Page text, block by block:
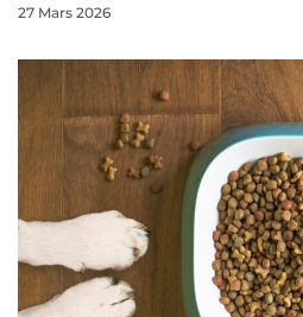
27 Mars 2026